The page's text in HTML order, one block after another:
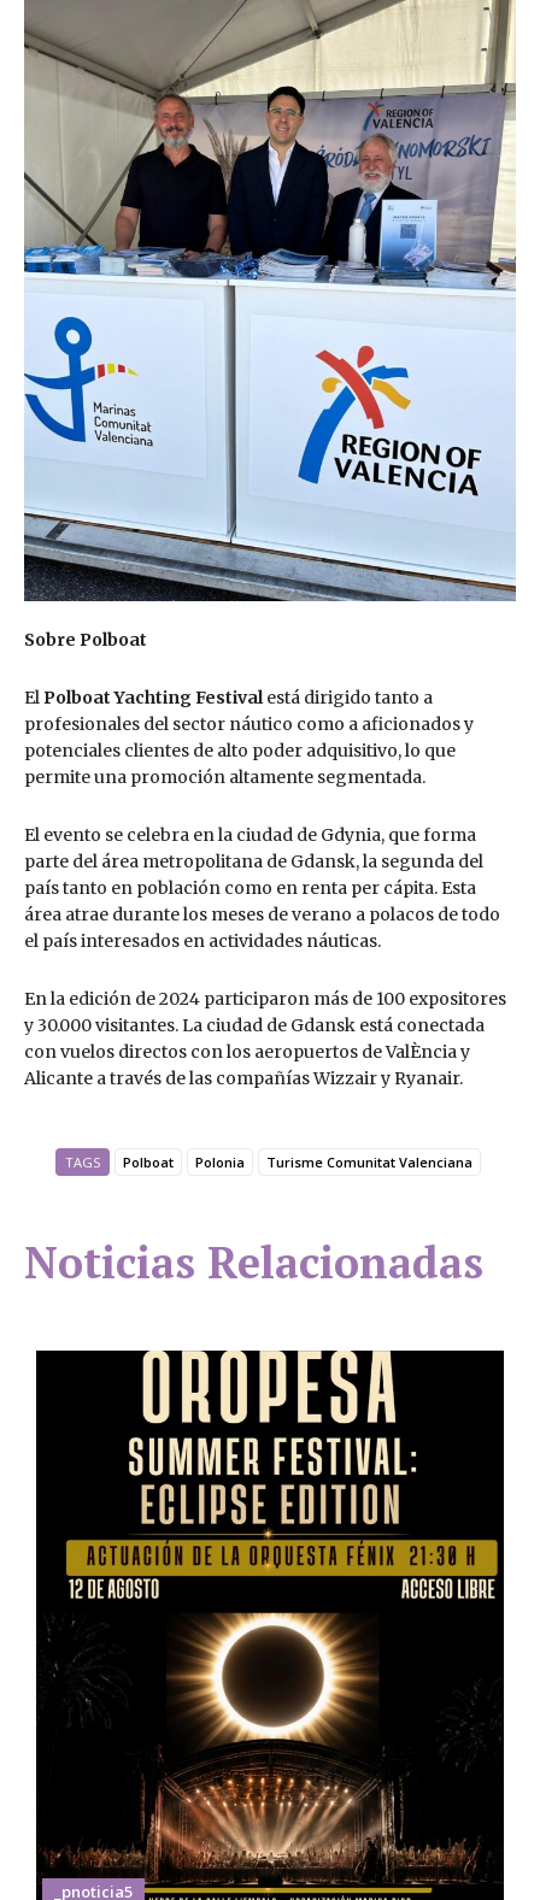
Sobre Polboat
El Polboat Yachting Festivalestá dirigido tanto a
profesionales del sector náutico como a aficionados y
potenciales clientes de alto poder adquisitivo, lo que
permite una promoción altamente segmentada.
El evento se celebra en la ciudad de Gdynia, que forma
parte del área metropolitana de Gdansk, la segunda del
país tanto en población como en renta per cápita. Esta
área atrae durante los meses de verano a polacos de todo
el país interesados en actividades náuticas.
En la edición de 2024 participaron más de 100 expositores
y 30.000 visitantes. La ciudad de Gdansk está conectada
con vuelos directos con los aeropuertos de ValÈncia y
Alicante a través de las compañías Wizzair y Ryanair.
TAGS Polboat Polonia Turisme Comunitat Valenciana
Noticias Relacionadas
_pnoticia5